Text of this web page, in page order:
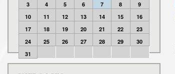
3
4 5 6 7 8
9
10
11 12 13 14 15
16
17
18 19 20 21 22
23
24
25 26 27 28 29
30
31